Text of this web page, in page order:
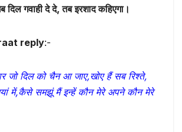
गवाही दे दे, तब इरशाद कहिएगा।
reply:-
जो दिल को चैन आ जाए,खोए हैं सब रिश्ते,
में,कैसे समझूं मैं इन्हें कौन मेरे अपने कौन मेरे